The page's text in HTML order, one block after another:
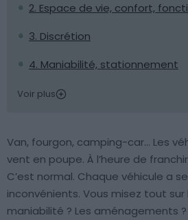
2. Espace de vie, confort,
3. Discrétion
4. Maniabilité, stationnement
Voir plus
Van, fourgon, camping-car… Les
vent en poupe. À l’heure de
C’est normal. Chaque véhicule a
inconvénients. Vous misez tout sur
maniabilité ? Les aménagements ?